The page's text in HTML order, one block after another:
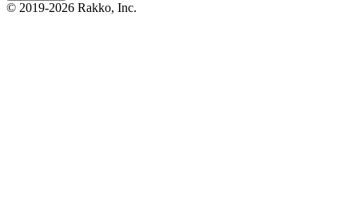
© 2019-2026 Rakko, Inc.